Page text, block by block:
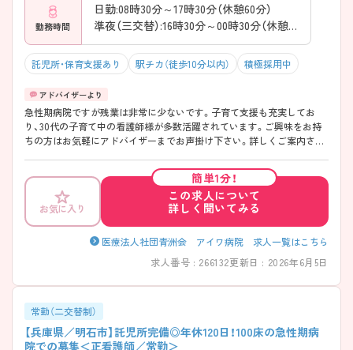
勤務時間
日勤:08時30分～17時30分（休憩60分）
準夜（三交替）:16時30分～00時30分（休憩60分）
託児所・保育支援あり 駅チカ（徒歩10分以内） 積極採用中
急性期病院ですが残業は非常に少ないです。子育て支援も充実してお
り、30代の子育て中の看護師様が多数活躍されています。ご興味をお持
ちの方はお気軽にアドバイザーまでお声掛け下さい。詳しくご案内させ
お気に入り
簡単1分！
この求人について
詳しく聞いてみる
医療法人社団青洲会 アイワ病院 求人一覧はこちら
求人番号 : 266132更新日 : 2026年6月5日
常勤（二交替制）
【兵庫県／明石市】託児所完備◎年休120日！100床の急性期病
院での募集＜正看護師／常勤＞